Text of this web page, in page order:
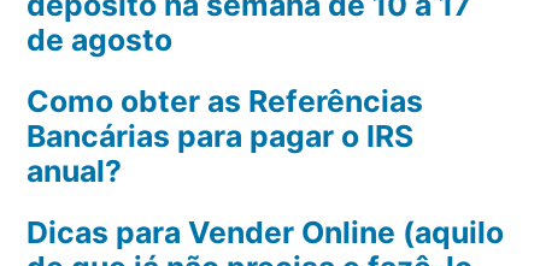
de agosto
Como obter as Referências
Bancárias para pagar o IRS
anual?
Dicas para Vender Online (aquilo